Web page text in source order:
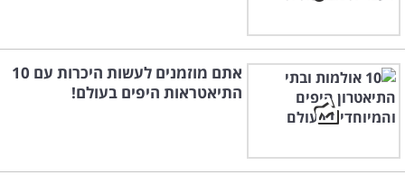
אתם מוזמנים לעשות היכרות עם 10
התיאטראות היפים בעולם!